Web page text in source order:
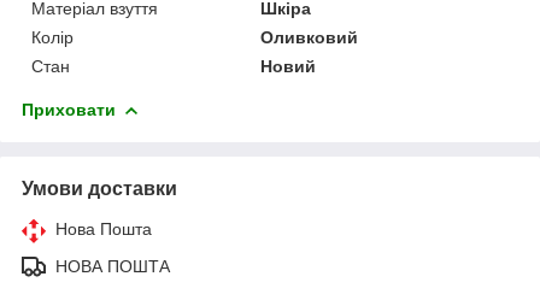
Матеріал взуття
Шкіра
Колір
Оливковий
Стан
Новий
Приховати
Умови доставки
Нова Пошта
НОВА ПОШТА